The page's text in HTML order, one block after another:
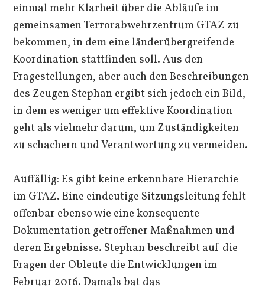
einmal mehr Klarheit über die Abläufe im
gemeinsamen Terrorabwehrzentrum GTAZ zu
bekommen, in dem eine länderübergreifende
Koordination stattfinden soll. Aus den
Fragestellungen, aber auch den Beschreibungen
des Zeugen Stephan ergibt sich jedoch ein Bild,
in dem es weniger um effektive Koordination
geht als vielmehr darum, um Zuständigkeiten
zu schachern und Verantwortung zu vermeiden.
Auffällig: Es gibt keine erkennbare Hierarchie
im GTAZ. Eine eindeutige Sitzungsleitung fehlt
offenbar ebenso wie eine konsequente
Dokumentation getroffener Maßnahmen und
deren Ergebnisse. Stephan beschreibt auf die
Fragen der Obleute die Entwicklungen im
Februar 2016. Damals bat das